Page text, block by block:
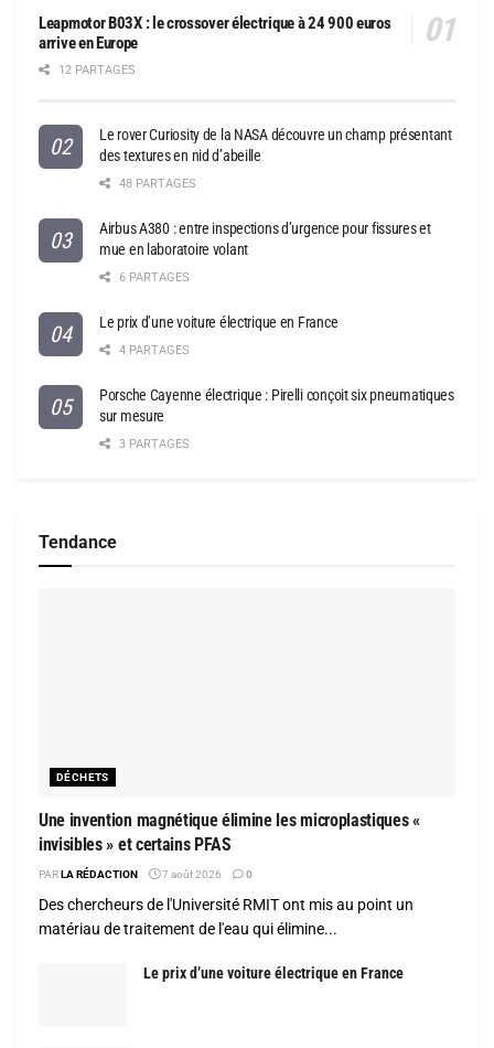
Leapmotor B03X : le crossover électrique à 24 900 euros
arrive en Europe
12 PARTAGES
Le rover Curiosity de la NASA découvre un champ présentant
des textures en nid d’abeille
48 PARTAGES
Airbus A380 : entre inspections d’urgence pour fissures et
mue en laboratoire volant
6 PARTAGES
Le prix d’une voiture électrique en France
4 PARTAGES
Porsche Cayenne électrique : Pirelli conçoit six pneumatiques
sur mesure
3 PARTAGES
Tendance
DÉCHETS
Une invention magnétique élimine les microplastiques «
invisibles » et certains PFAS
PARLA RÉDACTION 7 août 2026 0
Des chercheurs de l'Université RMIT ont mis au point un
matériau de traitement de l'eau qui élimine...
Le prix d’une voiture électrique en France